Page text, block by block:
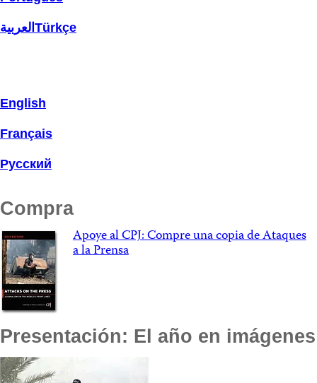
العربية Türkçe
English
Français
Русский
Compra
Apoye al CPJ: Compre una copia de Ataques
a la Prensa
Presentación: El año en imágenes